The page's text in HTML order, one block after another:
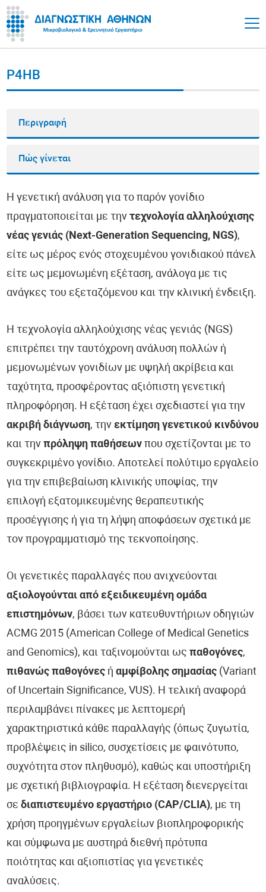
P4HB
Περιγραφή
Πώς γίνεται
Η γενετική ανάλυση για το παρόν γονίδιο
πραγματοποιείται με τηντεχνολογία αλληλούχισης
νέας γενιάς (Next-Generation Sequencing, NGS),
είτε ως μέρος ενός στοχευμένου γονιδιακού πάνελ
είτε ως μεμονωμένη εξέταση, ανάλογα με τις
ανάγκες του εξεταζόμενου και την κλινική ένδειξη.
Η τεχνολογία αλληλούχισης νέας γενιάς (NGS)
επιτρέπει την ταυτόχρονη ανάλυση πολλών ή
μεμονωμένων γονιδίων με υψηλή ακρίβεια και
ταχύτητα, προσφέροντας αξιόπιστη γενετική
πληροφόρηση. Η εξέταση έχει σχεδιαστεί για την
ακριβή διάγνωση, τηνεκτίμηση γενετικού κινδύνου
και τηνπρόληψη παθήσεων που σχετίζονται με το
συγκεκριμένο γονίδιο. Αποτελεί πολύτιμο εργαλείο
για την επιβεβαίωση κλινικής υποψίας, την
επιλογή εξατομικευμένης θεραπευτικής
προσέγγισης ή για τη λήψη αποφάσεων σχετικά με
τον προγραμματισμό της τεκνοποίησης.
Οι γενετικές παραλλαγές που ανιχνεύονται
αξιολογούνται από εξειδικευμένη ομάδα
επιστημόνων, βάσει των κατευθυντήριων οδηγιών
ACMG 2015 (American College of Medical Genetics
and Genomics), και ταξινομούνται ωςπαθογόνες,
πιθανώς παθογόνες ήαμφίβολης σημασίας (Variant
of Uncertain Significance, VUS). Η τελική αναφορά
περιλαμβάνει πίνακες με λεπτομερή
χαρακτηριστικά κάθε παραλλαγής (όπως ζυγωτία,
προβλέψεις in silico, συσχετίσεις με φαινότυπο,
συχνότητα στον πληθυσμό), καθώς και υποστήριξη
με σχετική βιβλιογραφία. Η εξέταση διενεργείται
σεδιαπιστευμένο εργαστήριο (CAP/CLIA), με τη
χρήση προηγμένων εργαλείων βιοπληροφορικής
και σύμφωνα με αυστηρά διεθνή πρότυπα
ποιότητας και αξιοπιστίας για γενετικές
αναλύσεις.